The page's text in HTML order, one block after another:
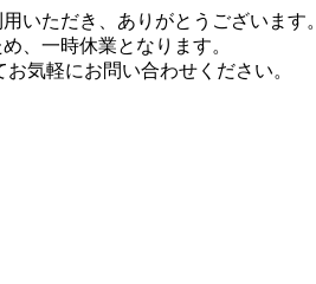
いただき、ありがとうございます
、一時休業となります。
お気軽にお問い合わせください。